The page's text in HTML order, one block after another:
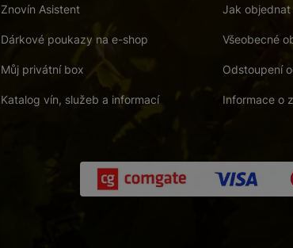
Znovín Asistent
Dárkové poukazy na e-shop
Můj privátní box
Katalog vín, služeb a informací
Jak objednat
Všeobecné
Odstoupení
Informace o